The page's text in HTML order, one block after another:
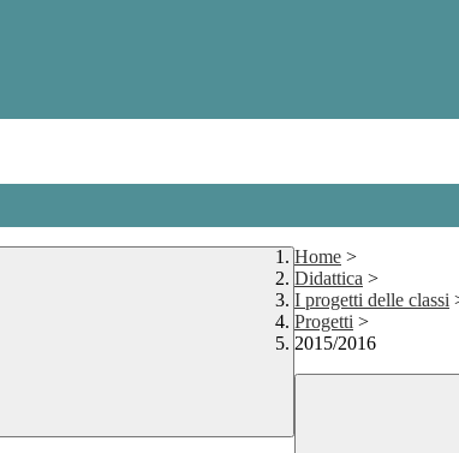
Home >
Didattica >
I progetti delle classi
Progetti >
2015/2016